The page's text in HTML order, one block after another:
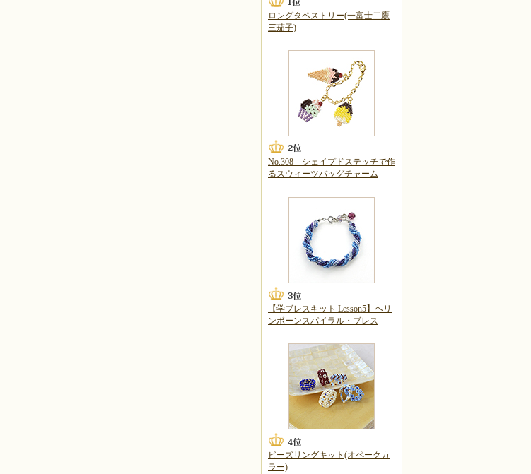
ロングタペストリー(一富士二鷹
三茄子)
No.308 シェイプドステッチで作
るスウィーツバッグチャーム
【学ブレスキット Lesson5】ヘリ
ンボーンスパイラル・ブレス
ビーズリングキット(オペークカ
ラー)